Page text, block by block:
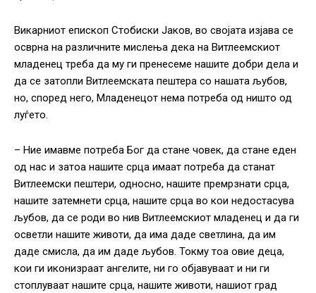
Викарниот епископ Стобиски Јаков, во својата изјава се
осврна на различните мислења дека на Витлеемскиот
младенец треба да му ги пренесеме нашите добри дела и
да се затопли Витлеемската пештера со нашата љубов,
но, според него, Младенецот нема потреба од ништо од
луѓето.
– Ние имавме потреба Бог да стане човек, да стане еден
од нас и затоа нашите срца имаат потреба да станат
Витлеемски пештери, односно, нашите премрзнати срца,
нашите затемнети срца, нашите срца во кои недостасува
љубов, да се роди во нив Витлеемскиот младенец и да ги
осветли нашите животи, да има даде светлина, да им
даде смисла, да им даде љубов. Токму тоа овие деца,
кои ги иконизраат ангелите, ни го објавуваат и ни ги
стоплуваат нашите срца, нашите животи, нашиот град